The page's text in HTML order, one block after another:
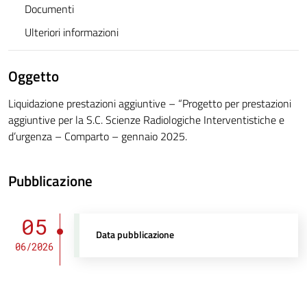
Documenti
Ulteriori informazioni
Oggetto
Liquidazione prestazioni aggiuntive – “Progetto per prestazioni
aggiuntive per la S.C. Scienze Radiologiche Interventistiche e
d’urgenza – Comparto – gennaio 2025.
Pubblicazione
05
06/2026
Data pubblicazione